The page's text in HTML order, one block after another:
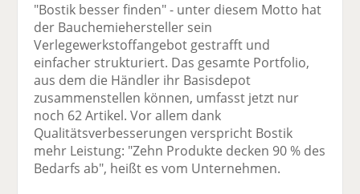
"Bostik besser finden" - unter diesem Motto hat
der Bauchemiehersteller sein
Verlegewerkstoffangebot gestrafft und
einfacher strukturiert. Das gesamte Portfolio,
aus dem die Händler ihr Basisdepot
zusammenstellen können, umfasst jetzt nur
noch 62 Artikel. Vor allem dank
Qualitätsverbesserungen verspricht Bostik
mehr Leistung: "Zehn Produkte decken 90 % des
Bedarfs ab", heißt es vom Unternehmen.